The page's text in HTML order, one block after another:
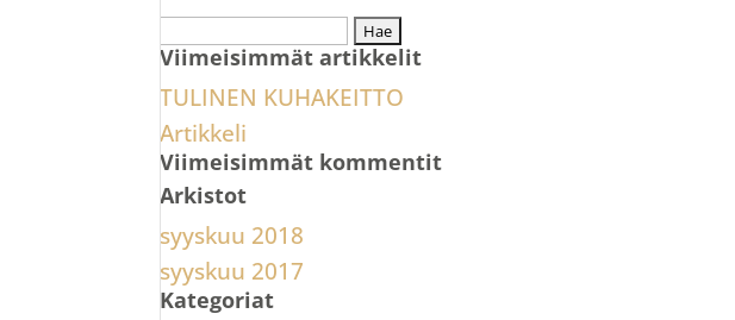
Haku:
Viimeisimmät artikkelit
TULINEN KUHAKEITTO
Artikkeli
Viimeisimmät kommentit
Arkistot
syyskuu 2018
syyskuu 2017
Kategoriat